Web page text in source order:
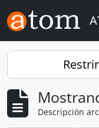
Skip to main content
Descripción